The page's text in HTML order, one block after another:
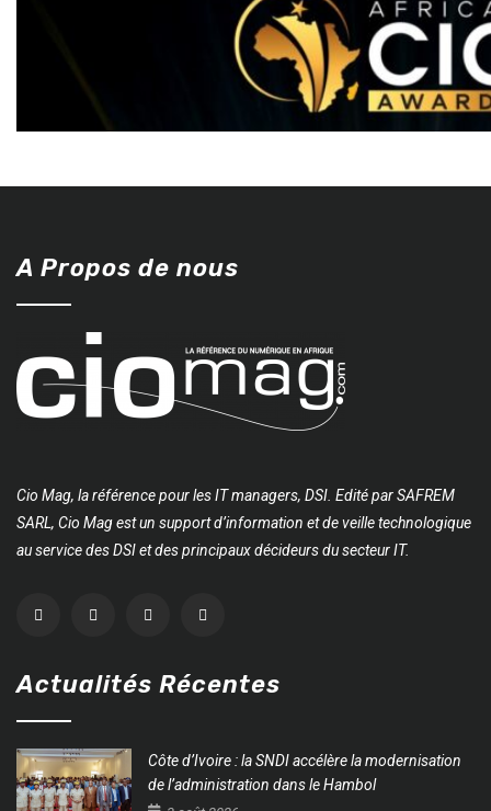
A Propos de nous
Cio Mag, la référence pour les IT managers, DSI. Edité par SAFREM
SARL, Cio Mag est un support d’information et de veille technologique
au service des DSI et des principaux décideurs du secteur IT.
Actualités Récentes
Côte d’Ivoire : la SNDI accélère la modernisation
de l’administration dans le Hambol